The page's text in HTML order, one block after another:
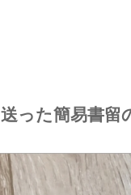
った簡易書留